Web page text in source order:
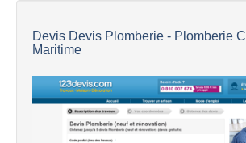
Devis Devis Plomberie - Plomberie
Maritime